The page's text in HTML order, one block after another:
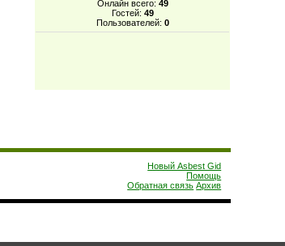
Онлайн всего: 49
Гостей: 49
Пользователей: 0
Новый Asbest Gid
Помощь
Обратная связь Архив